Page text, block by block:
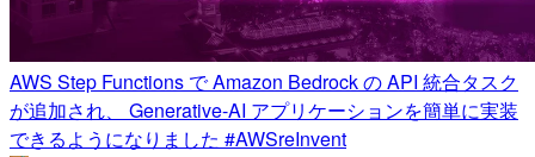
AWS Step Functions で Amazon Bedrock の API 統合タスク
が追加され、 Generative-AI アプリケーションを簡単に実装
できるようになりました #AWSreInvent